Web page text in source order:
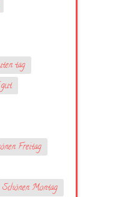
tag
Freitag
Schönen Montag